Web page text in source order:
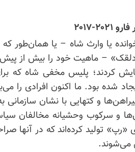
۲۰۱۷
یا وارث شاه – یا همان‌طور که
دلقک» – ماهیت خود را بیش از
کردند؛ پلیس مخفی شاه که
شده بود. ما اکنون افرادی را
وکتهایی با نشان سازمانی
و سرکوب وحشیانه مخالفان
تولید کرده‌اند که در آنها
می‌شوند.